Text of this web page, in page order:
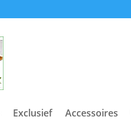
Exclusief Accessoires